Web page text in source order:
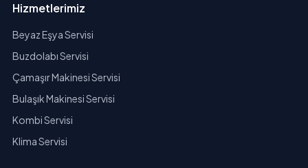
Hizmetlerimiz
Beyaz Eşya Servisi
Buzdolabı Servisi
Çamaşır Makinesi Servisi
Bulaşık Makinesi Servisi
Kombi Servisi
Klima Servisi